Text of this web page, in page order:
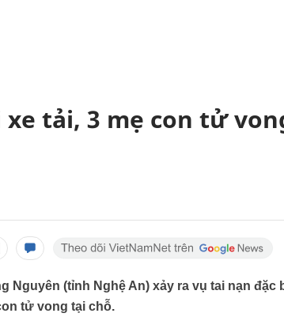
xe tải, 3 mẹ con tử
Nguyên (tỉnh Nghệ An) xảy ra vụ tai nạn
tử vong tại chỗ.